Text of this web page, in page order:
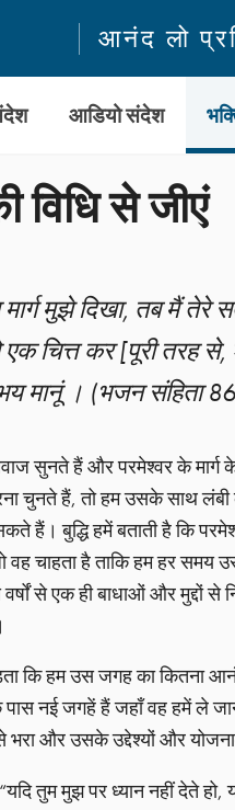
आनंद लो
आडियो संदेश
विधि से जीएं
मुझे दिखा, तब मैं तेरे
चित्त कर [पूरी तरह से,
मानूं । (भजन संहिता
सुनते हैं और परमेश्वर के मार्ग
चुनते हैं, तो हम उसके साथ लंबी
हैं। बुद्धि हमें बताती है कि
वह चाहता है ताकि हम हर समय
वर्षों से एक ही बाधाओं और
कि हम उस जगह का कितना
नई जगहें हैं जहाँ वह हमें ले
भरा और उसके उद्देश्यों और
तुम मुझ पर ध्यान नहीं देते